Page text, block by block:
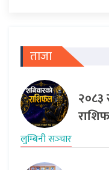
ताजा
२०८३
लुम्बिनी सञ्‍चार